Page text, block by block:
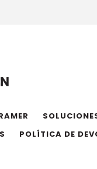
POLÍTICA DE